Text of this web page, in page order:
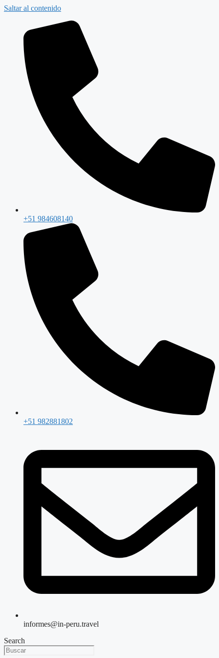
Saltar al contenido
+51 984608140
+51 982881802
informes@in-peru.travel
Search